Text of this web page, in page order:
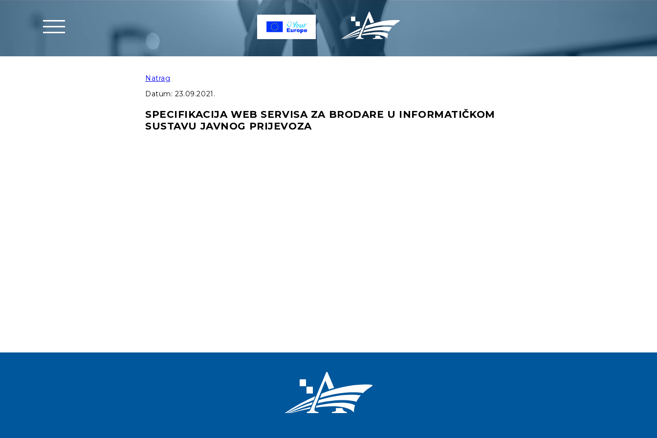
Natrag
Datum: 23.09.2021.
SPECIFIKACIJA WEB SERVISA ZA BRODARE U INFORMATIČKOM
SUSTAVU JAVNOG PRIJEVOZA